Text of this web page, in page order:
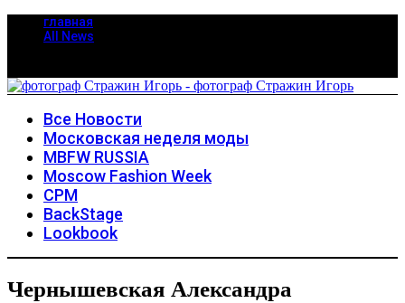
главная
All News
Все Новости
Московская неделя моды
MBFW RUSSIA
Moscow Fashion Week
CPM
BackStage
Lookbook
Чернышевская Александра